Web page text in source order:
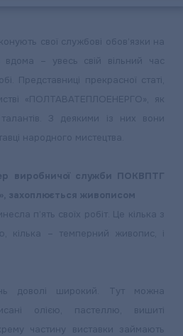
свої службові обов’язки на
вдома – увесь свій вільний час
Представниці прекрасної статі,
«ПОЛТАВАТЕПЛОЕНЕРГО», як
З деякими із них вони
народного мистецтва.
виробничої служби ПОКВПТГ
живописом
п’ять своїх робіт. Це кілька з
кілька – темперний живопис, і
доволі широкий. Тут можна
олією, пастеллю, вишиті
частину виставки займають